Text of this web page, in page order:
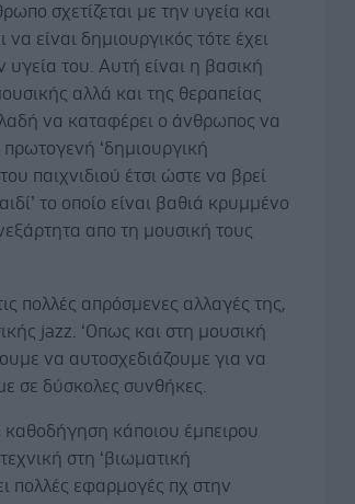
σχετίζεται με την υγεία και
είναι δημιουργικός τότε έχει
υγεία του. Αυτή είναι η βασική
αλλά και της θεραπείας
να καταφέρει ο άνθρωπος να
‘δημιουργική
παιχνιδιού έτσι ώστε να βρεί
το οποίο είναι βαθιά κρυμμένο
απο τη μουσική τους
πολλές απρόσμενες αλλαγές της,
jazz. ‘Οπως και στη μουσική
να αυτοσχεδιάζουμε για να
σε δύσκολες συνθήκες.
κάποιου έμπειρου
στη ‘βιωματική
πολλές εφαρμογές πχ στην